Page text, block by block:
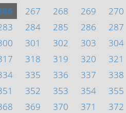
267 268 269 270
284 285 286 287
301 302 303 304
318 319 320 321
335 336 337 338
352 353 354 355
369 370 371 372